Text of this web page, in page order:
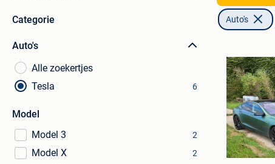
Categorie
Auto's
Alle zoekertjes
Tesla
6
Model
Model 3
2
Model X 2
Auto's
ORBAY
Brussel